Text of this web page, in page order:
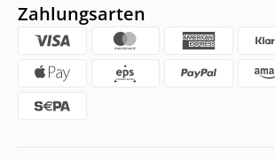
Zahlungsarten